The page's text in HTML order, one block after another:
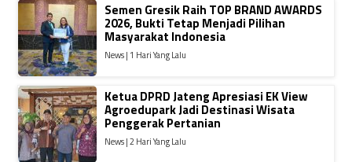
Semen Gresik Raih TOP BRAND AWARDS
2026, Bukti Tetap Menjadi Pilihan
Masyarakat Indonesia
News | 1 Hari Yang Lalu
Ketua DPRD Jateng Apresiasi EK View
Agroedupark Jadi Destinasi Wisata
Penggerak Pertanian
News | 2 Hari Yang Lalu